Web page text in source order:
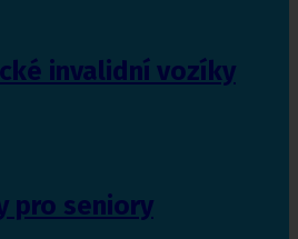
invalidní vozíky
pro seniory